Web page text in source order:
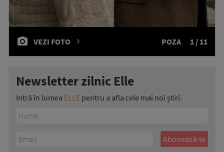
VEZI FOTO POZA 1 / 11
Newsletter zilnic Elle
Intră în lumea ELLE pentru a afla cele mai noi știri.